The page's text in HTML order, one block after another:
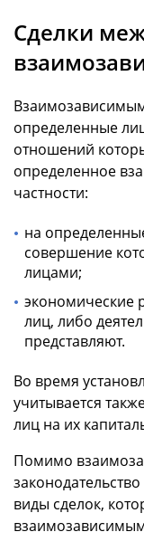
Сделки
определенные
отношений
определенное
частности:
на
совершение
лицами;
экономические
лиц, либо
представляют.
Во время
учитывается
лиц на их
Помимо
виды сделок,